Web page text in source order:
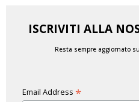
ISCRIVITI ALLA
Resta sempre aggiornato
Email Address *